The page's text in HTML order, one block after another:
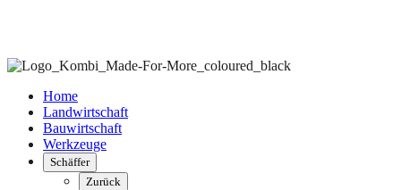
Home
Landwirtschaft
Bauwirtschaft
Werkzeuge
Schäffer
Zurück